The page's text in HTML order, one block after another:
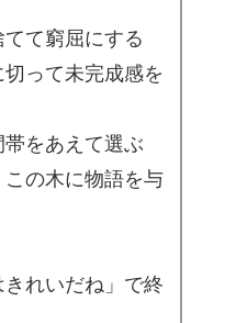
てて窮屈にする
切って未完成感を
帯をあえて選ぶ
の木に物語を与
れいだね」で終